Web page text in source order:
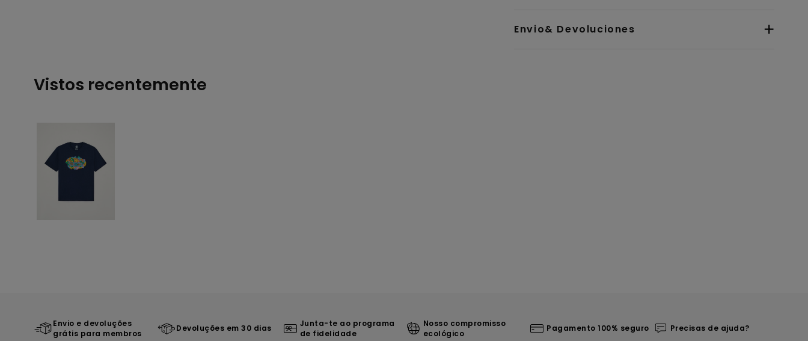
Envio& Devoluciones
Vistos recentemente
Envio e devoluções
grátis para membros
Devoluções em 30 dias
Junta-te ao programa
de fidelidade
Nosso compromisso
ecológico
Pagamento 100% seguro Precisas de ajuda?